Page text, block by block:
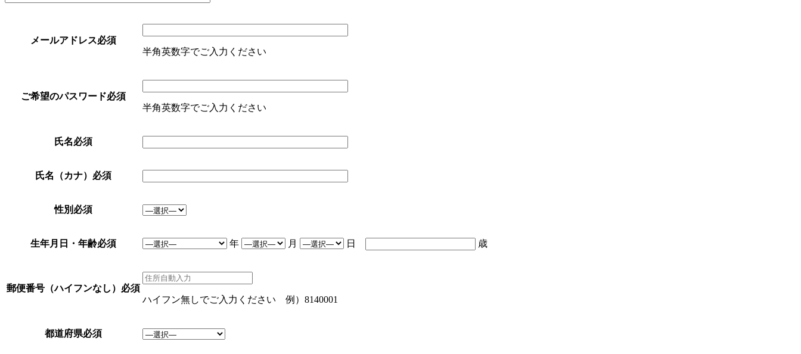
メールアドレス必須
半角英数字でご入力ください
ご希望のパスワード必須
半角英数字でご入力ください
氏名必須
氏名（カナ） 必須
性別 必須
生年月日・年齢必須 年 月 日 歳
郵便番号（ハイフンなし） 必須
ハイフン無しでご入力ください 例）8140001
都道府県必須